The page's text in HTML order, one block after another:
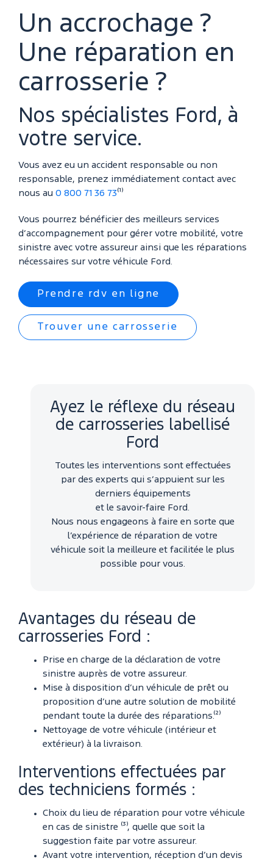
Un accrochage ?
Une réparation en
carrosserie ?
Nos spécialistes Ford, à
votre service.
Vous avez eu un accident responsable ou non
responsable, prenez immédiatement contact avec
nous au 0 800 71 36 73⁽¹⁾
Vous pourrez bénéficier des meilleurs services
d’accompagnement pour gérer votre mobilité, votre
sinistre avec votre assureur ainsi que les réparations
nécessaires sur votre véhicule Ford.
Prendre rdv en ligne
Trouver une carrosserie
Ayez le réflexe du réseau
de carrosseries labellisé
Ford
Toutes les interventions sont effectuées
par des experts qui s’appuient sur les
derniers équipements
et le savoir-faire Ford.
Nous nous engageons à faire en sorte que
l’expérience de réparation de votre
véhicule soit la meilleure et facilitée le plus
possible pour vous.
Avantages du réseau de
carrosseries Ford :
Prise en charge de la déclaration de votre
sinistre auprès de votre assureur.
Mise à disposition d’un véhicule de prêt ou
proposition d’une autre solution de mobilité
pendant toute la durée des réparations.⁽²⁾
Nettoyage de votre véhicule (intérieur et
extérieur) à la livraison.
Interventions effectuées par
des techniciens formés :
Choix du lieu de réparation pour votre véhicule
en cas de sinistre ⁽³⁾, quelle que soit la
suggestion faite par votre assureur.
Avant votre intervention, réception d’un devis